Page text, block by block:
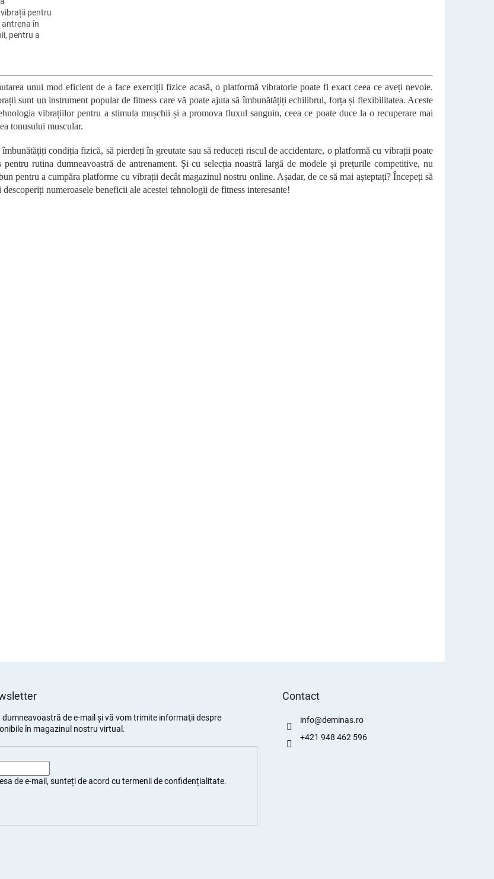
pentru
antrena în
pentru a
o
n
t
o
l
l
i
s
unui mod eficient de a face exerciții fizice acasă, o platformă vibratorie poate fi exact ceea ce aveți nevoie.
sunt un instrument popular de fitness care vă poate ajuta să îmbunătățiți echilibrul, forța și flexibilitatea. Aceste
vibrațiilor pentru a stimula mușchii și a promova fluxul sanguin, ceea ce poate duce la o recuperare mai
tonusului muscular.
condiția fizică, să pierdeți în greutate sau să reduceți riscul de accidentare, o platformă cu vibrații poate
rutina dumneavoastră de antrenament. Și cu selecția noastră largă de modele și prețurile competitive, nu
pentru a cumpăra platforme cu vibrații decât magazinul nostru online. Așadar, de ce să mai așteptați? Începeți să
descoperiți numeroasele beneficii ale acestei tehnologii de fitness interesante!
de e-mail şi vă vom trimite informaţii despre
în magazinul nostru virtual.
de e-mail, sunteți deacord cu termenii de confidențialitate.
Contact
info@deminas.ro
+421 948 462 596